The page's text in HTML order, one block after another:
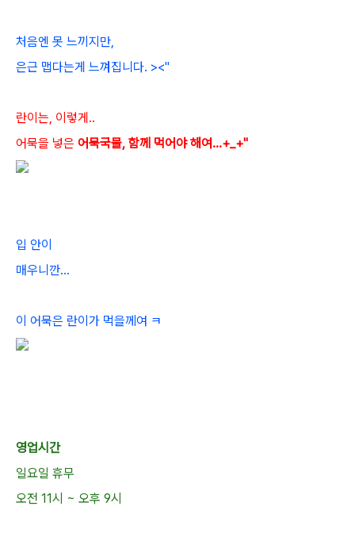
처음엔 못 느끼지만,
은근 맵다는게 느껴집니다. ><"
란이는, 이렇게..
어묵을 넣은 어묵국물, 함께 먹어야 해여...+_+"
입 안이
매우니깐...
이 어묵은 란이가 먹을께여 ㅋ
영업시간
일요일 휴무
오전 11시 ~ 오후 9시